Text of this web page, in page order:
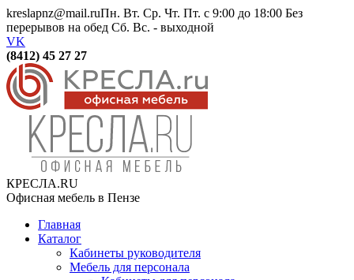
kreslapnz@mail.ruПн. Вт. Ср. Чт. Пт. с 9:00 до 18:00 Без
перерывов на обед Сб. Вс. - выходной
VK
(8412) 45 27 27
КРЕСЛА.RU
Офисная мебель в Пензе
Главная
Каталог
Кабинеты руководителя
Мебель для персонала